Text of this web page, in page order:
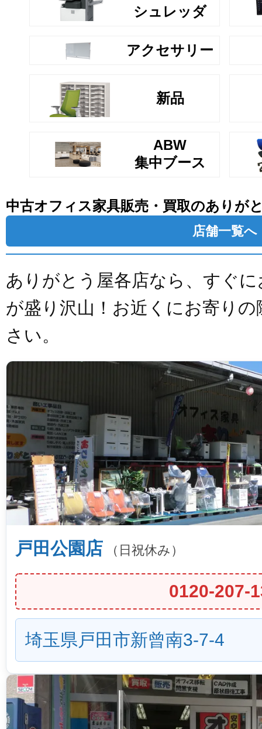
シュレッダ
アクセサリー
新品
ABW
集中ブース
中古オフィス家具販売・買取のありが
店舗一覧へ
ありがとう屋各店なら、すぐ
が盛り沢山！お近くにお寄り
さい。
戸田公園店 （日祝休み）
0120-207-
埼玉県戸田市新曾南3-7-4